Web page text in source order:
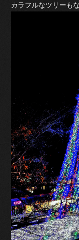
カラフルなツリーも